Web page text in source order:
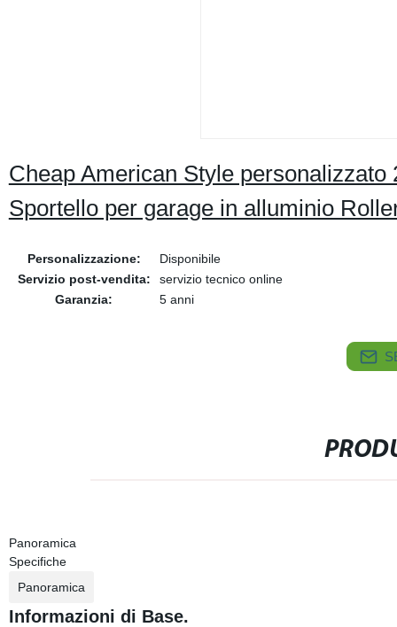
Cheap American Style
Sportello per garage in alluminio
Personalizzazione:
Disponibile
Servizio post-vendita:
servizio tecnico online
Garanzia:
5 anni
Panoramica
Specifiche
Panoramica
Informazioni di Base.